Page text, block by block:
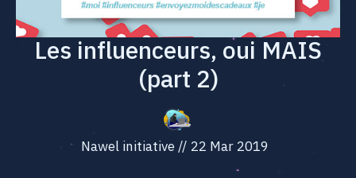
Les influenceurs, oui MAIS
(part 2)
Nawel initiative// 22 Mar 2019